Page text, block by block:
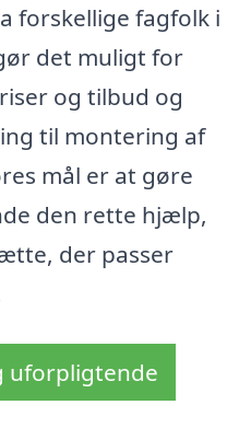
forskellige fagfolk i
det muligt for
og tilbud og
til montering af
mål er at gøre
den rette hjælp,
der passer
uforpligtende